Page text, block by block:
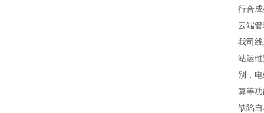
⾏合成处
云端管
我司线上
站运维数
别，电站
算等功
缺陷⾃